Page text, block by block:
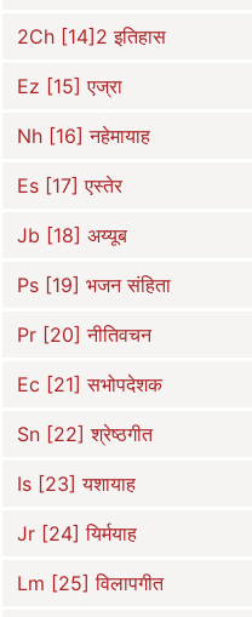
2Ch [14]2 इतिहास
Ez [15] एज्रा
Nh [16] नहेमायाह
Es [17] एस्तेर
Jb [18] अय्यूब
Ps [19] भजन संहिता
Pr [20] नीतिवचन
Ec [21] सभोपदेशक
Sn [22] श्रेष्ठगीत
Is [23] यशायाह
Jr [24] यिर्मयाह
Lm [25] विलापगीत